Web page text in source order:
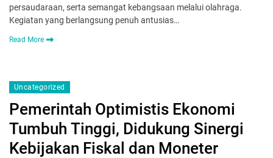
persaudaraan, serta semangat kebangsaan melalui olahraga.
Kegiatan yang berlangsung penuh antusias…
Read More
Uncategorized
Pemerintah Optimistis Ekonomi
Tumbuh Tinggi, Didukung Sinergi
Kebijakan Fiskal dan Moneter